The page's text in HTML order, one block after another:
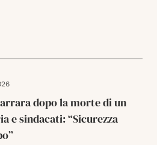
dopo la morte di un
e sindacati: “Sicurezza